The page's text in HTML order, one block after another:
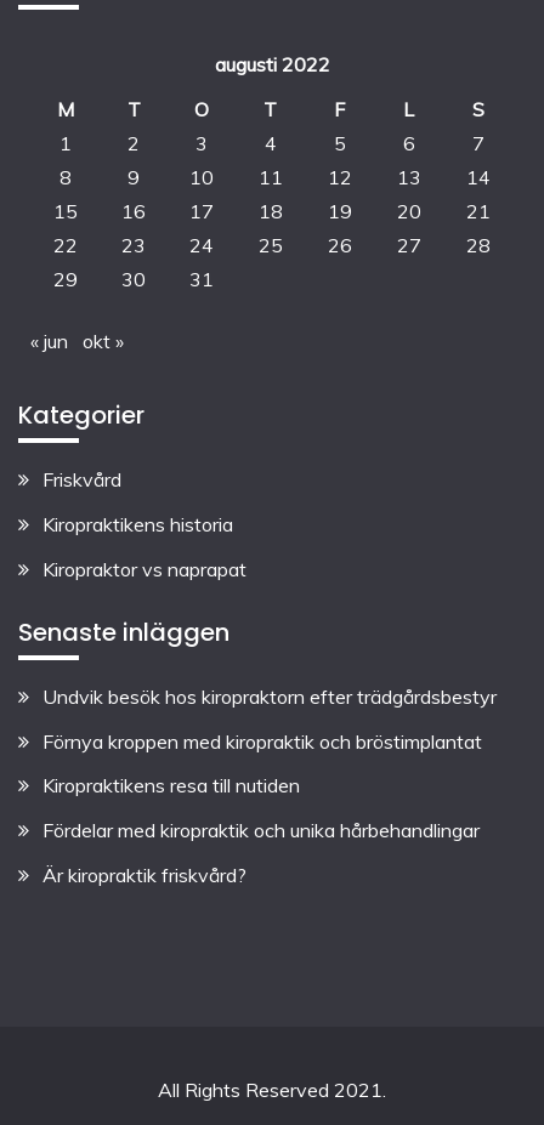
augusti 2022
M
T O T F L
S
1
2 3 4 5 6
7
8
9 10 11 12 13
14
15
16 17 18 19 20
21
22
23 24 25 26 27
28
29
30 31
« jun okt »
Kategorier
Friskvård
Kiropraktikens historia
Kiropraktor vs naprapat
Senaste inläggen
Undvik besök hos kiropraktorn efter trädgårdsbestyr
Förnya kroppen med kiropraktik och bröstimplantat
Kiropraktikens resa till nutiden
Fördelar med kiropraktik och unika hårbehandlingar
Är kiropraktik friskvård?
All Rights Reserved 2021.